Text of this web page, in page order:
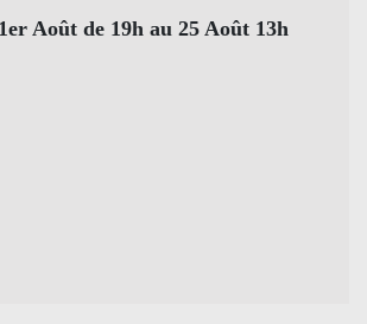
Août de 19h au 25 Août 13h